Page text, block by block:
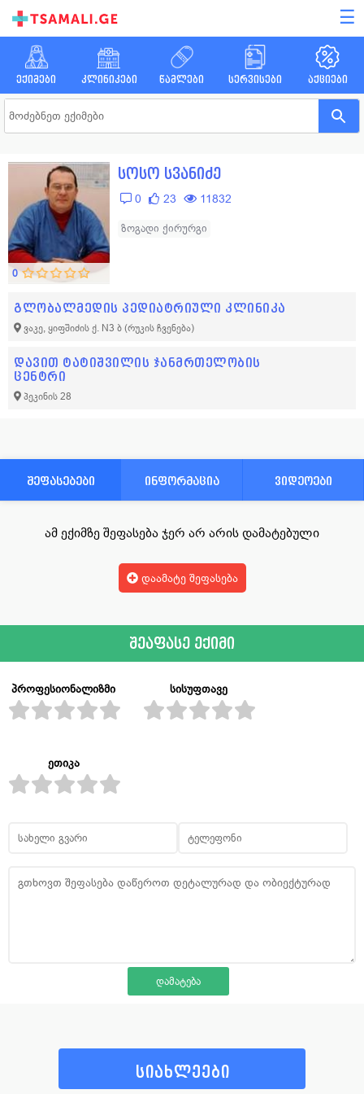
☰
ექიმები კლინიკები წამლები სერვისები აქციები
0
სოსო სვანიძე
0 23 11832
ზოგადი ქირურგი
გლობალმედის პედიატრიული კლინიკა
ვაკე, ყიფშიძის ქ. N3 ბ (რუკის ჩვენება)
დავით ტატიშვილის ჯანმრთელობის
ცენტრი
პეკინის 28
შეფასებები ინფორმაცია ვიდეოები
ამ ექიმზე შეფასება ჯერ არ არის დამატებული
დაამატე შეფასება
შეაფასე ექიმი
პროფესიონალიზმი სისუფთავე
ეთიკა
სიახლეები